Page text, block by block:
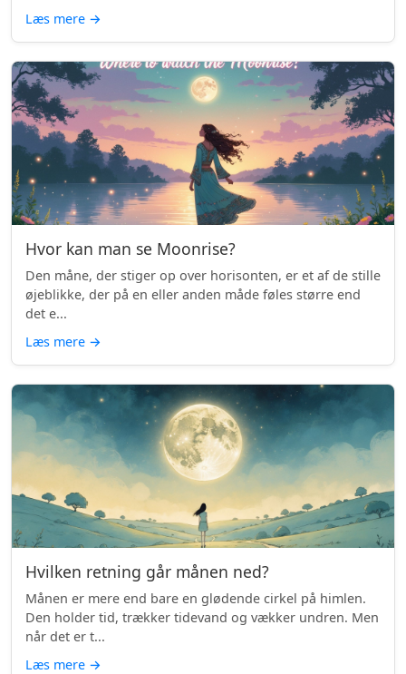
Læs mere →
Hvor kan man se Moonrise?
Den måne, der stiger op over horisonten, er et af de stille
øjeblikke, der på en eller anden måde føles større end
det e...
Læs mere →
Hvilken retning går månen ned?
Månen er mere end bare en glødende cirkel på himlen.
Den holder tid, trækker tidevand og vækker undren. Men
når det er t...
Læs mere →